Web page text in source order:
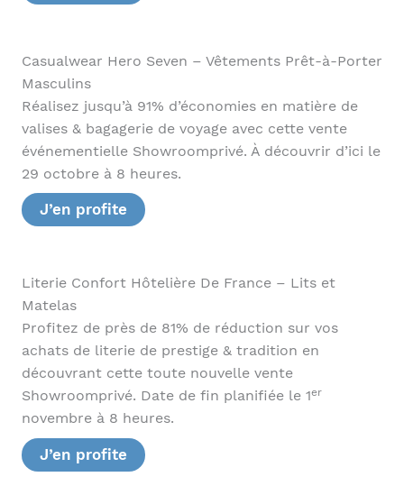
Casualwear Hero Seven – Vêtements Prêt-à-Porter
Masculins
Réalisez jusqu’à 91% d’économies en matière de
valises & bagagerie de voyage avec cette vente
événementielle Showroomprivé. À découvrir d’ici le
29 octobre à 8 heures.
J’en profite
Literie Confort Hôtelière De France – Lits et
Matelas
Profitez de près de 81% de réduction sur vos
achats de literie de prestige & tradition en
découvrant cette toute nouvelle vente
Showroomprivé. Date de fin planifiée le 1er
novembre à 8 heures.
J’en profite